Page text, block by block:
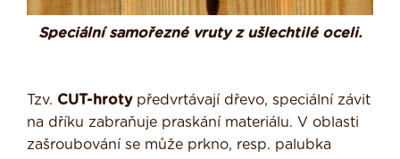
Speciální samořezné vruty z ušlechtilé oceli.
Tzv. CUT-hrotypředvrtávají dřevo, speciální závit
na dříku zabraňuje praskání materiálu. V oblasti
zašroubování se může prkno, resp. palubka